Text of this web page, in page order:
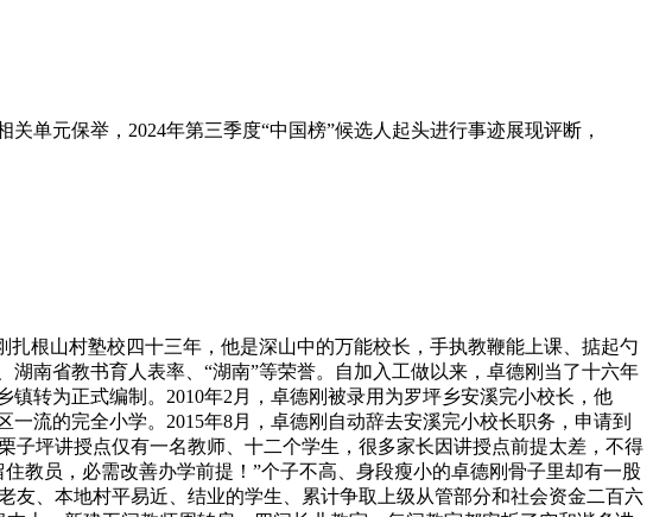
元保举，2024年第三季度“中国榜”候选人起头进行事迹展现评断，
根山村塾校四十三年，他是深山中的万能校长，手执教鞭能上课、掂起勺
南省教书育人表率、“湖南”等荣誉。自加入工做以来，卓德刚当了十六年
转为正式编制。2010年2月，卓德刚被录用为罗坪乡安溪完小校长，他
流的完全小学。2015年8月，卓德刚自动辞去安溪完小校长职务，申请到
坪讲授点仅有一名教师、十二个学生，很多家长因讲授点前提太差，不得
教员，必需改善办学前提！”个子不高、身段瘦小的卓德刚骨子里却有一股
、本地村平易近、结业的学生、累计争取上级从管部分和社会资金二百六